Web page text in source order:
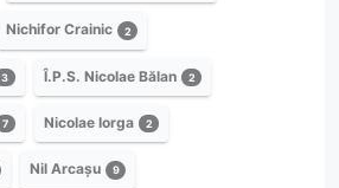
Nichifor Crainic 2
3 Î.P.S. Nicolae Bălan 2
7 Nicolae Iorga 2
Nil Arcașu 9